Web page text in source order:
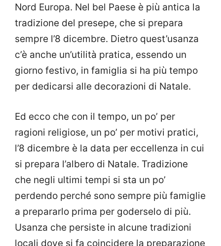
Nord Europa. Nel bel Paese è più antica la
tradizione del presepe, che si prepara
sempre l’8 dicembre. Dietro quest’usanza
c’è anche un’utilità pratica, essendo un
giorno festivo, in famiglia si ha più tempo
per dedicarsi alle decorazioni di Natale.
Ed ecco che con il tempo, un po’ per
ragioni religiose, un po’ per motivi pratici,
l’8 dicembre è la data per eccellenza in cui
si prepara l’albero di Natale. Tradizione
che negli ultimi tempi si sta un po’
perdendo perché sono sempre più famiglie
a prepararlo prima per goderselo di più.
Usanza che persiste in alcune tradizioni
locali dove si fa coincidere la preparazione